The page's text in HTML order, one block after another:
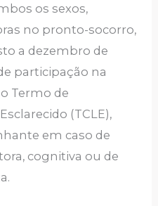
os sexos,
no pronto-socorro,
a dezembro de
participação na
Termo de
(TCLE),
em caso de
cognitiva ou de